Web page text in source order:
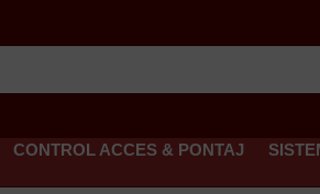
CONTROL ACCES & PONTAJ